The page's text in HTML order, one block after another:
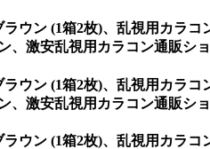
ラウン (1箱2枚)、乱視用カラ
、激安乱視用カラコン通販シ
ラウン (1箱2枚)、乱視用カラ
、激安乱視用カラコン通販シ
ラウン (1箱2枚)、乱視用カラ